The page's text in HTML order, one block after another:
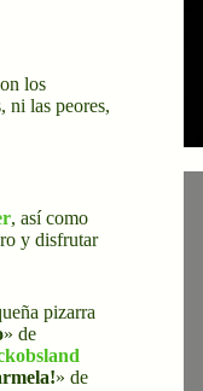
los
ni las peores,
, así como
y disfrutar
pizarra
» de
» de